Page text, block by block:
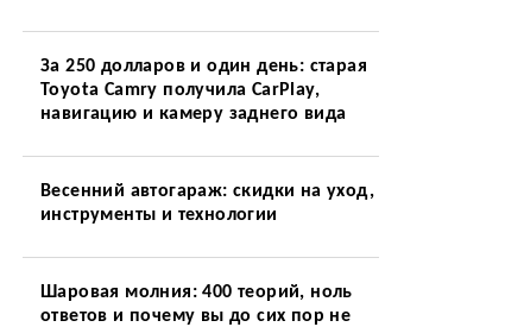
За 250 долларов и один день: старая
Toyota Camry получила CarPlay,
навигацию и камеру заднего вида
Весенний автогараж: скидки на уход,
инструменты и технологии
Шаровая молния: 400 теорий, ноль
ответов и почему вы до сих пор не